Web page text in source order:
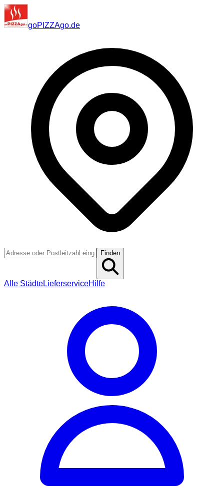
goPIZZAgo.de
Finden
Alle StädteLieferserviceHilfe